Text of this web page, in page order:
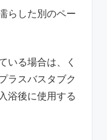
らした別のペー
いる場合は、く
ラスバスタブク
浴後に使用する